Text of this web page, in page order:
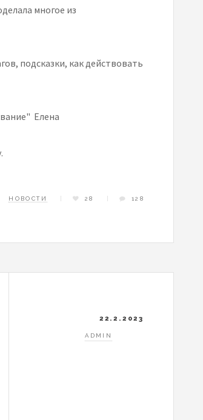
многое из
подсказки, как действовать
Елена
НОВОСТИ 28 128
22.2.2023
ADMIN